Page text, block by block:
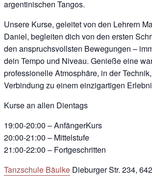
argentinischen Tangos.
Unsere Kurse, geleitet von den Lehrern
Daniel, begleiten dich von den ersten
den anspruchsvollsten Bewegungen –
dein Tempo und Niveau. Genieße eine
professionelle Atmosphäre, in der
Verbindung zu einem einzigartigen
Kurse an allen Dientags
19:00-20:00 – AnfängerKurs
20:00-21:00 – Mittelstufe
21:00-22:00 – Fortgeschritten
Tanzschule Bäulke Dieburger Str. 234,